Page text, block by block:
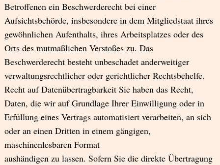
Betroffenen ein Beschwerderecht bei einer
Aufsichtsbehörde, insbesondere in dem Mitgliedstaat ihres
gewöhnlichen Aufenthalts, ihres Arbeitsplatzes oder des
Orts des mutmaßlichen Verstoßes zu. Das
Beschwerderecht besteht unbeschadet anderweitiger
verwaltungsrechtlicher oder gerichtlicher Rechtsbehelfe.
Recht auf Datenübertragbarkeit Sie haben das Recht,
Daten, die wir auf Grundlage Ihrer Einwilligung oder in
Erfüllung eines Vertrags automatisiert verarbeiten, an sich
oder an einen Dritten in einem gängigen,
maschinenlesbaren Format
aushändigen zu lassen. Sofern Sie die direkte Übertragung